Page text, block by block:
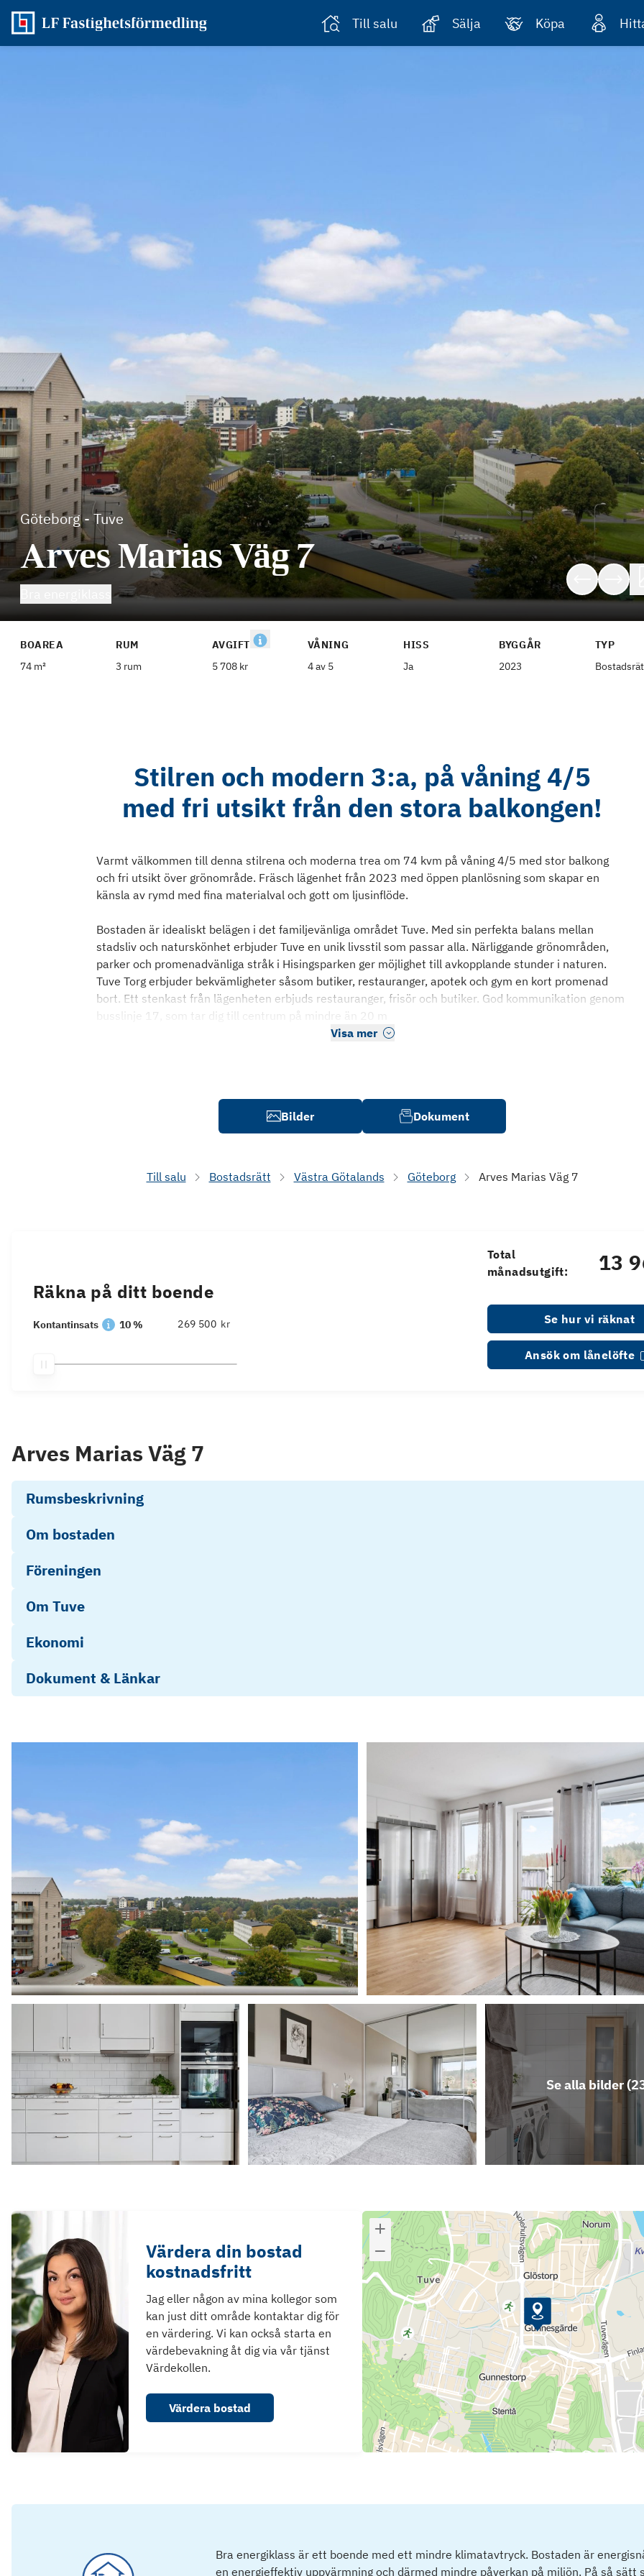
Till salu Sälja Köpa
Göteborg-Tuve
Arves Marias Väg 7
BOAREA
74 m²
RUM
3 rum
AVGIFT
5 708 kr
VÅNING
4 av 5
HISS
Ja
BYGGÅR
2023
TYP
Stilren och modern 3:a, på våning 4/5
med fri utsikt från den stora balkongen!
Varmt välkommen till denna stilrena och moderna trea om 74 kvm på våning 4/5 med stor balkong
och fri utsikt över grönområde. Fräsch lägenhet från 2023 med öppen planlösning som skapar en
känsla av rymd med fina materialval och gott om ljusinflöde.
Bostaden är idealiskt belägen i det familjevänliga området Tuve. Med sin perfekta balans mellan
stadsliv och naturskönhet erbjuder Tuve en unik livsstil som passar alla. Närliggande grönområden,
parker och promenadvänliga stråk i Hisingsparken ger möjlighet till avkopplande stunder i naturen.
Tuve Torg erbjuder bekvämligheter såsom butiker, restauranger, apotek och gym en kort promenad
bort. Ett stenkast från lägenheten erbjuds restauranger, frisör och butiker. God kommunikation genom
busslinje 17, som tar dig till centrum på mindre än 20 m
Visa mer
Bilder Dokument
Till salu Bostadsrätt Västra Götalands Göteborg Arves Marias Väg 7
Räkna på ditt boende
Kontantinsats 10 % kr
Total
månadsutgift:
13
Se hur vi räknat
Ansök om lånelöfte
Arves Marias Väg 7
Rumsbeskrivning
Om bostaden
Föreningen
Om Tuve
Ekonomi
Dokument & Länkar
Se alla bilder (
Värdera din bostad
kostnadsfritt
Jag eller någon av mina kollegor som
kan just ditt område kontaktar dig för
en värdering. Vi kan också starta en
värdebevakning åt dig via vår tjänst
Värdekollen.
Värdera bostad
Bra energiklass är ett boende med ett mindre klimatavtryck. Bostaden är
en energieffektiv uppvärmning och därmed mindre påverkan på miljön. På så sätt